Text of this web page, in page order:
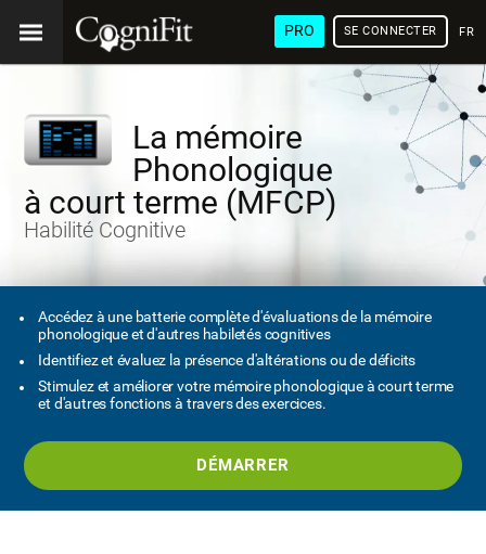
PRO SE CONNECTER
La mémoire
Phonologique
à court terme (MFCP)
Habilité Cognitive
Accédez à une batterie complète d'évaluations de la mémoire
phonologique et d'autres habiletés cognitives
Identifiez et évaluez la présence d'altérations ou de déficits
Stimulez et améliorer votre mémoire phonologique à court terme
et d'autres fonctions à travers des exercices.
DÉMARRER